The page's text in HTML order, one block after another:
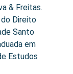
& Freitas.
do Direito
Santo
em
Estudos